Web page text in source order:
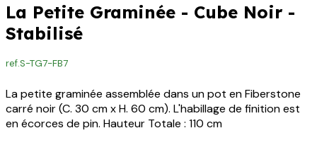
La Petite Graminée - Cube Noir -
Stabilisé
ref.S-TG7-FB7
La petite graminée assemblée dans un pot en Fiberstone
carré noir (C. 30 cm x H. 60 cm). L'habillage de finition est
en écorces de pin. Hauteur Totale : 110 cm